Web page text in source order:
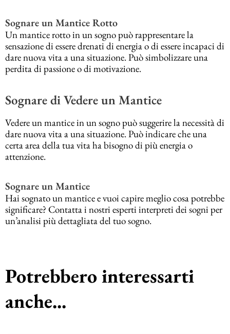
Sognare un Mantice Rotto
Un mantice rotto in un sogno può rappresentare la
sensazione di essere drenati di energia o di essere incapaci di
dare nuova vita a una situazione. Può simbolizzare una
perdita di passione o di motivazione.
Sognare di Vedere un Mantice
Vedere un mantice in un sogno può suggerire la necessità di
dare nuova vita a una situazione. Può indicare che una
certa area della tua vita ha bisogno di più energia o
attenzione.
Sognare un Mantice
Hai sognato un mantice e vuoi capire meglio cosa potrebbe
significare? Contatta i nostri esperti interpreti dei sogni per
un’analisi più dettagliata del tuo sogno.
Potrebbero interessarti
anche...